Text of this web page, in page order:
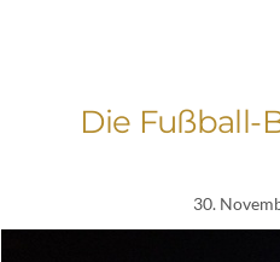
Die Fußball-
30.